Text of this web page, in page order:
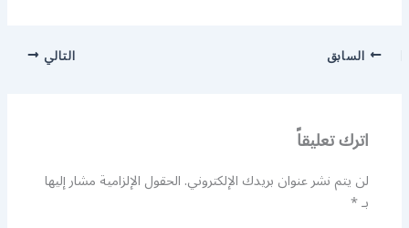
السابق التالي
اترك تعليقاً
لن يتم نشر عنوان بريدك الإلكتروني.الحقول الإلزامية مشار إليها
بـ*